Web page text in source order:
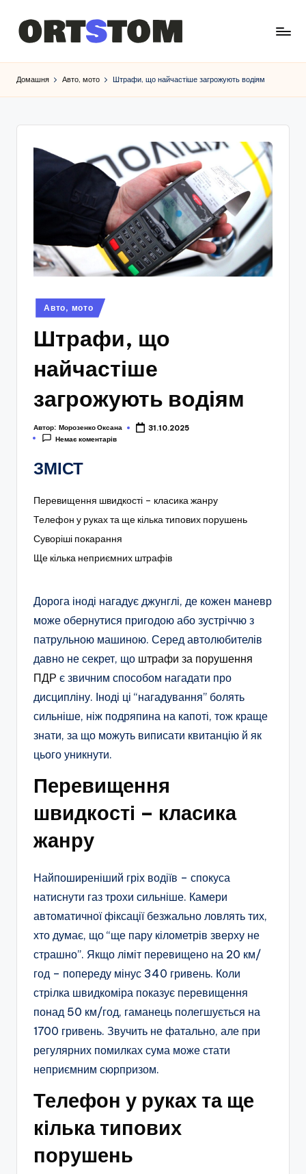
Домашня Авто, мото Штрафи, що найчастіше загрожують водіям
Опубліковано
у
Авто, мото
Штрафи, що
найчастіше
загрожують водіям
Автор: Морозенко Оксана
31.10.2025
Немає коментарів
ЗМІСТ
Перевищення швидкості – класика жанру
Телефон у руках та ще кілька типових порушень
Суворіші покарання
Ще кілька неприємних штрафів
Дорога іноді нагадує джунглі, де кожен маневр
може обернутися пригодою або зустріччю з
патрульною машиною. Серед автолюбителів
давно не секрет, що штрафи за порушення
ПДР є звичним способом нагадати про
дисципліну. Іноді ці “нагадування” болять
сильніше, ніж подряпина на капоті, тож краще
знати, за що можуть виписати квитанцію й як
цього уникнути.
Перевищення
швидкості – класика
жанру
Найпоширеніший гріх водіїв – спокуса
натиснути газ трохи сильніше. Камери
автоматичної фіксації безжально ловлять тих,
хто думає, що “ще пару кілометрів зверху не
страшно”. Якщо ліміт перевищено на 20 км/
год – попереду мінус 340 гривень. Коли
стрілка швидкоміра показує перевищення
понад 50 км/год, гаманець полегшується на
1700 гривень. Звучить не фатально, але при
регулярних помилках сума може стати
неприємним сюрпризом.
Телефон у руках та ще
кілька типових
порушень